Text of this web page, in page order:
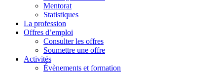
Mentorat
Statistiques
La profession
Offres d’emploi
Consulter les offres
Soumettre une offre
Activités
Évènements et formation